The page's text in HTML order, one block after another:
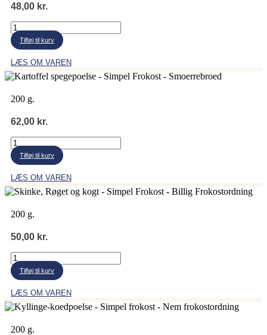
48,00 kr.
Sønderjysk
spegepølse
antal
Tilføj til kurv
LÆS OM VAREN
200 g.
62,00 kr.
Kartoffel
spegepølse
antal
Tilføj til kurv
LÆS OM VAREN
200 g.
50,00 kr.
Skinke,
Røget
og
kogt
antal
Tilføj til kurv
LÆS OM VAREN
200 g.